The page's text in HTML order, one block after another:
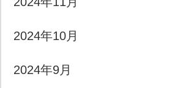
2024年10月
2024年9月